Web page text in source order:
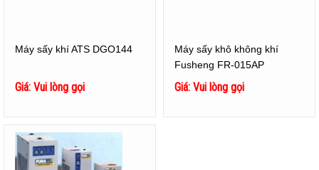
Máy sấy khí ATS DGO144
Giá: Vui lòng gọi
Máy sấy khô không khí
Fusheng FR-015AP
Giá: Vui lòng gọi